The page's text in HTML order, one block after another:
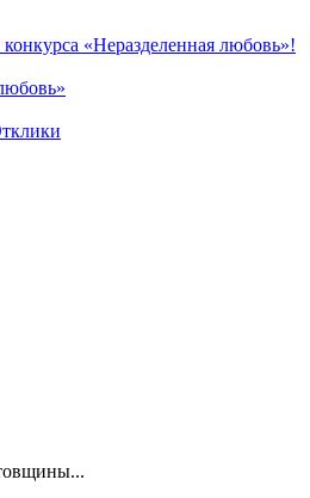
«Неразделенная любовь»!